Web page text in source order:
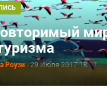
Роузи-29 Июля 2017 18:11